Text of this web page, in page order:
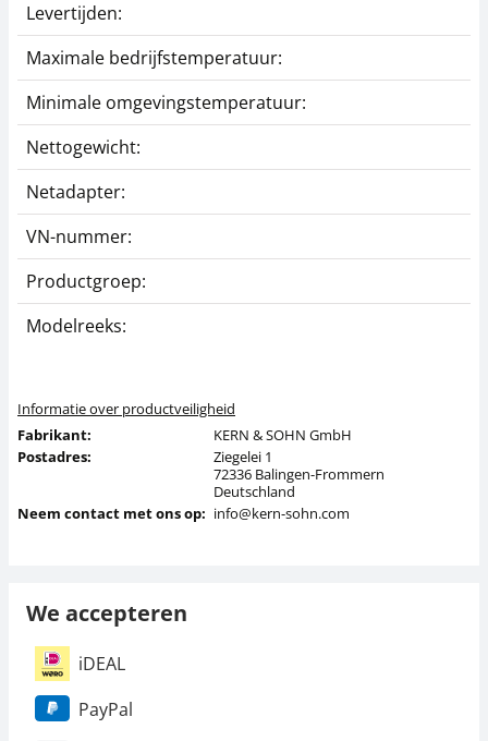
Levertijden:
Maximale bedrijfstemperatuur:
Minimale omgevingstemperatuur:
Nettogewicht:
Netadapter:
VN-nummer:
Productgroep:
Modelreeks:
Informatie over productveiligheid
Fabrikant:
KERN & SOHN GmbH
Postadres:
Ziegelei 1
72336 Balingen-Frommern
Deutschland
Neem contact met ons op: info@kern-sohn.com
We accepteren
iDEAL
PayPal